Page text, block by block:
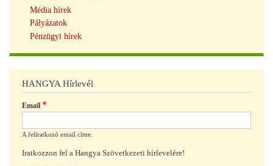
Média hírek
Pályázatok
Pénzügyi hírek
HANGYA Hírlevél
Email
A feliratkozó email címe.
Iratkozzon fel a Hangya Szövetkezeti hírlevelére!